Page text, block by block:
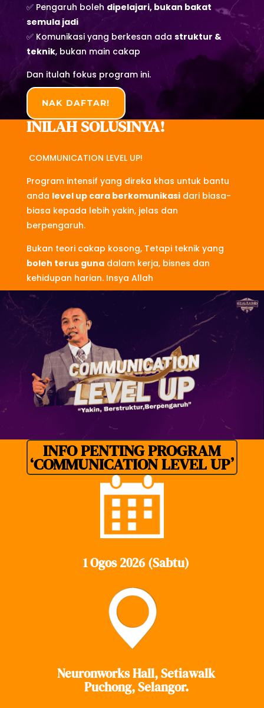
✅ Pengaruh boleh dipelajari, bukan bakat
semula jadi
✅ Komunikasi yang berkesan ada struktur &
teknik, bukan main cakap
Dan itulah fokus program ini.
NAK DAFTAR!
INILAH SOLUSINYA!
COMMUNICATION LEVEL UP!
Program intensif yang direka khas untuk bantu
anda level up cara berkomunikasidari biasa-
biasa kepada lebih yakin, jelas dan
berpengaruh.
Bukan teori cakap kosong, Tetapi teknik yang
boleh terus gunadalam kerja, bisnes dan
kehidupan harian. Insya Allah
INFO PENTING PROGRAM
‘COMMUNICATION LEVEL UP’
1 Ogos 2026 (Sabtu)
Neuronworks Hall, Setiawalk
Puchong, Selangor.